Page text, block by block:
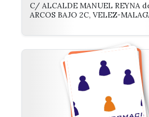
C/ ALCALDE MANUEL REYNA
ARCOS BAJO 2C, VELEZ-